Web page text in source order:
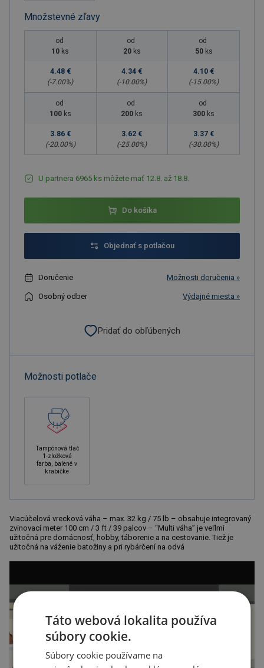
Množstevné zľavy
od
10 ks
4.48 €
(-7.00%)
od
20 ks
4.34 €
(-10.00%)
od
50 ks
4.10 €
(-15.00%)
od
100 ks
3.86 €
(-20.00%)
od
200 ks
3.62 €
(-25.00%)
od
300 ks
3.37 €
(-30.00%)
U partnera 6965 ks môžete mať 12.8. až 18.8.
Do košíka
Objednať s potlačou
Doručenie Možnosti doručenia »
Osobný odber Výdajné miesta »
Pridať do obľúbených
Možnosti potlače
Tampónová tlač
1-zložková
farba, balené v
krabičke
Viacúčelová vrecková váha – max. 32 kg / 75 lb – obsahuje integrovaný
zvinovací meter 100 cm / 3 ft / 39 palcov – “Multi váha” je veľlmi
užitočná pre domácnosť, hobby, táborenie a na cestovanie. Tiež je
užitočná na váženie batožiny a pri rybárčení na odvá
Táto webová lokalita používa
súbory cookie.
Súbory cookie používame na